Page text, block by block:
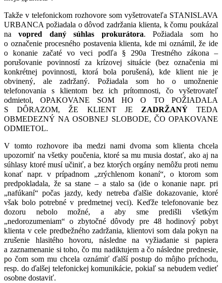
Takže v telefonickom rozhovore som vyšetrovateľa STANISLAVA
URBANCA požiadala o dôvod zadržania klienta, k čomu poukázal
navopred daný súhlas prokurátora. Požiadala som ho
o označenie procesného postavenia klienta, kde mi oznámil, že ide
o konanie začaté vo veci podľa § 290a Trestného zákona –
porušovanie povinností za krízovej situácie (bez označenia mi
konkrétnej povinnosti, ktorá bola porušená), kde klient nie je
obvinený, ale zadržaný. Požiadala som ho o umožnenie
telefonovania s klientom bez ich prítomnosti, čo vyšetrovateľ
odmietol, OPAKOVANE SOM HO O TO POŽIADALA
S DÔRAZOM, ŽE KLIENT JE ZADRŽANÝTEDA
OBMEDEZNÝ NA OSOBNEJ SLOBODE, ČO OPAKOVANE
ODMIETOL.
V tomto rozhovore iba medzi nami dvoma som klienta chcela
upozorniť na všetky poučenia, ktoré sa mu musia dostať, ako aj na
súhlasy ktoré musí učiniť, a bez ktorých orgány nemôžu proti nemu
konať napr. v prípadnom „zrýchlenom konaní“, o ktorom som
predpokladala, že sa stane – a stalo sa (ide o konanie napr. pri
„nafúkaní“ počas jazdy, kedy netreba ďalšie dokazovanie, ktoré
však bolo potrebné v predmetnej veci). Keďže telefonovanie bez
dozoru nebolo možné, a aby sme predišli všetkým
„nedorozumeniam“ o zbytočné dôvody pre 48 hodinový pobyt
klienta v cele predbežného zadržania, klientovi som dala pokyn na
zrušenie hlasitého hovoru, následne na vyžiadanie si papiera
a zaznamenanie si toho, čo mu nadiktujem a čo následne prednesie,
po čom som mu chcela oznámiť ďalší postup do môjho príchodu,
resp. do ďalšej telefonickej komunikácie, pokiaľ sa nebudem vedieť
osobne dostaviť.